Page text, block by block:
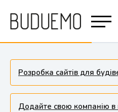
Розробка сайтів для
Додайте свою компанію в